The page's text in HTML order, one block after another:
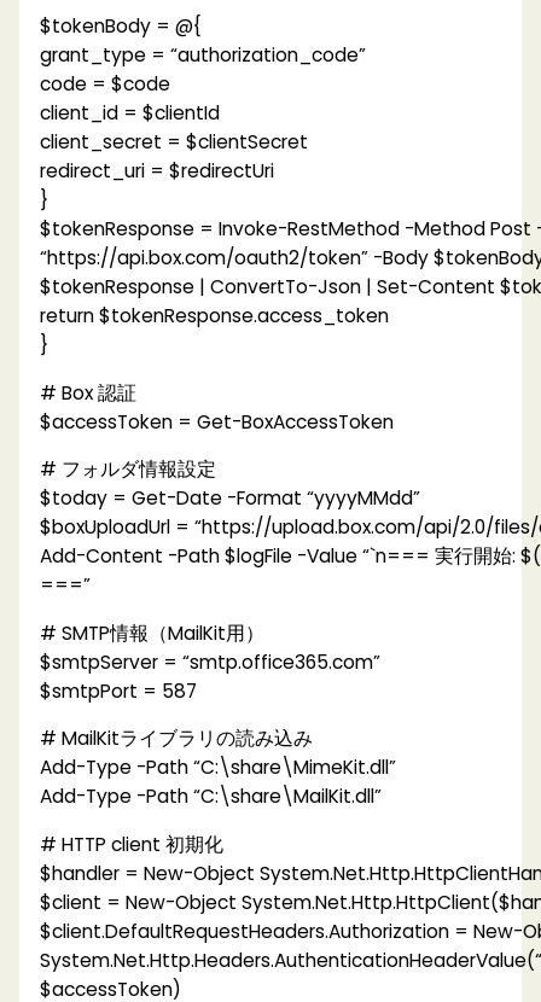
$tokenBody = @{
grant_type = “authorization_code”
code = $code
client_id = $clientId
client_secret = $clientSecret
redirect_uri = $redirectUri
}
$tokenResponse = Invoke-RestMethod -Method Post
“https://api.box.com/oauth2/token” -Body
$tokenResponse | ConvertTo-Json | Set-Content
return $tokenResponse.access_token
}
# Box 認証
$accessToken = Get-BoxAccessToken
# フォルダ情報設定
$today = Get-Date -Format “yyyyMMdd”
$boxUploadUrl = “https://upload.box.com/api/2.0/
Add-Content -Path $logFile -Value “`n=== 実行開始:
===”
# SMTP情報（MailKit用）
$smtpServer = “smtp.office365.com”
$smtpPort = 587
# MailKitライブラリの読み込み
Add-Type -Path “C:\share\MimeKit.dll”
Add-Type -Path “C:\share\MailKit.dll”
# HTTP client 初期化
$handler = New-Object
$client = New-Object
$client.DefaultRequestHeaders.Authorization = New-
$accessToken)